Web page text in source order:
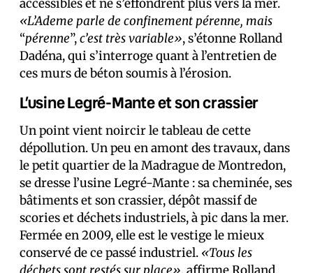
accessibles et ne s’effondrent plus vers la mer.
«L’Ademe parle de confinement pérenne, mais
“pérenne”,c’est très variable», s’étonne Rolland
Dadéna, qui s’interroge quant à l’entretien de
ces murs de béton soumis à l’érosion.
L’usine Legré-Mante et son crassier
Un point vient noircir le tableau de cette
dépollution. Un peu en amont des travaux, dans
le petit quartier de la Madrague de Montredon,
se dresse l’usine Legré-Mante : sa cheminée, ses
bâtiments et son crassier, dépôt massif de
scories et déchets industriels, à pic dans la mer.
Fermée en 2009, elle est le vestige le mieux
conservé de ce passé industriel. «Tous les